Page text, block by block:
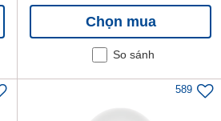
Chọn mua
So sánh
589